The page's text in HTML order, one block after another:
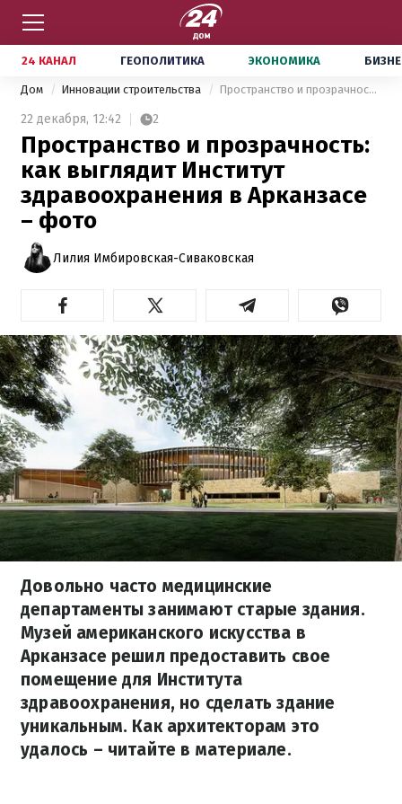
24 КАНАЛ ГЕОПОЛИТИКА ЭКОНОМИКА
Дом Инновации строительства Пространство и прозрачность: как выглядит Институт здравоохранения в Арканзасе – фото
22 декабря, 12:42 2
Пространство и прозрачность:
как выглядит Институт
здравоохранения в Арканзасе
– фото
Лилия Имбировская-Сиваковская
Довольно часто медицинские
департаменты занимают старые здания.
Музей американского искусства в
Арканзасе решил предоставить свое
помещение для Института
здравоохранения, но сделать здание
уникальным. Как архитекторам это
удалось – читайте в материале.